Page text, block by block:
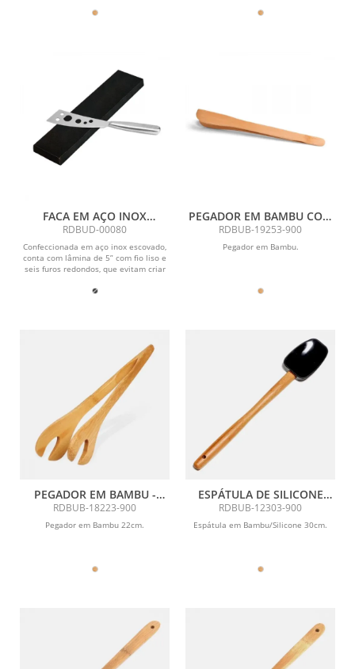
FACA EM AÇO INOX
ESCOVADO TAMANHO 5
COM 6 FUROS
RDBUD-00080
Confeccionada em aço inox escovado,
conta com lâmina de 5” com fio liso e
seis furos redondos, que evitam criar
PEGADOR EM BAMBU COM
25 CM SEM CARTELA
RDBUB-19253-900
Pegador em Bambu.
PEGADOR EM BAMBU -
UTILITY - 22 CM
RDBUB-18223-900
Pegador em Bambu 22cm.
ESPÁTULA DE SILICONE
BAMBU UTILITY TAMANHO
30 CM
RDBUB-12303-900
Espátula em Bambu/Silicone 30cm.